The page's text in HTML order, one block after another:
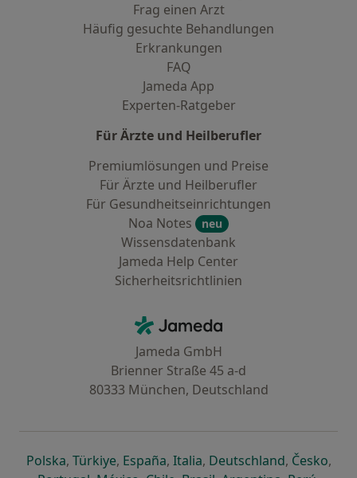
Frag einen Arzt
Häufig gesuchte Behandlungen
Erkrankungen
FAQ
Jameda App
Experten-Ratgeber
Für Ärzte und Heilberufler
Premiumlösungen und Preise
Für Ärzte und Heilberufler
Für Gesundheitseinrichtungen
Noa Notes
neu
Wissensdatenbank
Jameda Help Center
Sicherheitsrichtlinien
Jameda - Startseite
Jameda GmbH
Brienner Straße 45 a-d
80333 München, Deutschland
Polskaöffnet in einer neuen Registerkarte
, Türkiyeöffnet in einer neuen Registerkarte
, Españaöffnet in einer neuen
, Italiaöffnet in einer neuen
, Deutschlandöffnet in
, Česko,